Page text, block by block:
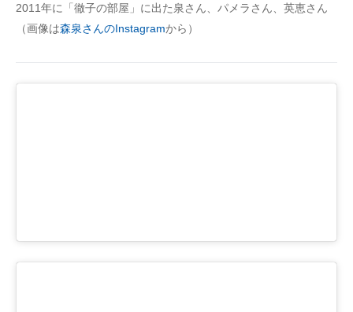
2011年に「徹子の部屋」に出た泉さん、パメラさん、英恵さん
（画像は森泉さんのInstagramから）